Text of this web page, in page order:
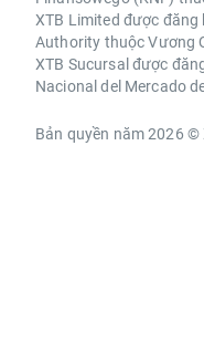
XTB Limited được đăng
Authority thuộc Vương
XTB Sucursal được
Nacional del Mercado
Bản quyền năm 2026 ©